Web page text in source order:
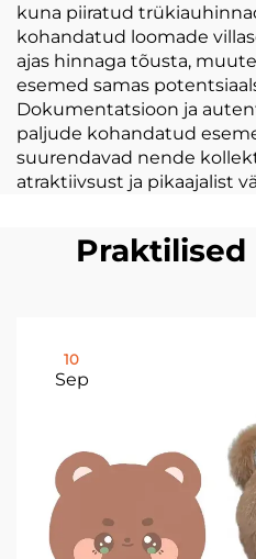
kuna piiratud
kohandatud loomade
ajas hinnaga tõusta,
esemed samas
Dokumentatsioon ja
paljude kohandatud
suurendavad nende
atraktiivsust ja pikaajalist
Praktilised
10
Sep